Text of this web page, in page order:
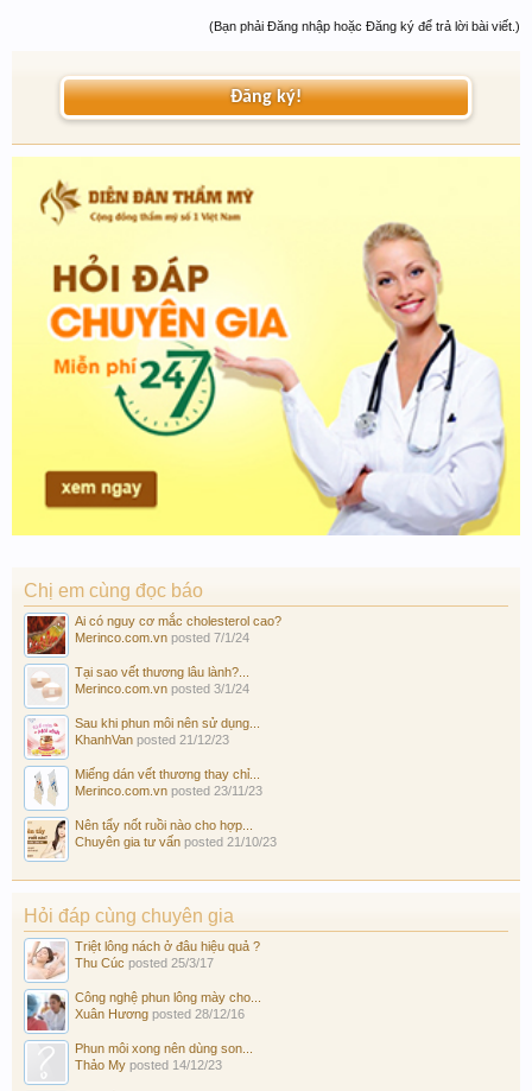
(Bạn phải Đăng nhập hoặc Đăng ký để trả lời bài viết.)
Đăng ký!
Chị em cùng đọc báo
Ai có nguy cơ mắc cholesterol cao?
Merinco.com.vn posted 7/1/24
Tại sao vết thương lâu lành?...
Merinco.com.vn posted 3/1/24
Sau khi phun môi nên sử dụng...
KhanhVan posted 21/12/23
Miếng dán vết thương thay chỉ...
Merinco.com.vn posted 23/11/23
Nên tẩy nốt ruồi nào cho hợp...
Chuyên gia tư vấn posted 21/10/23
Hỏi đáp cùng chuyên gia
Triệt lông nách ở đâu hiệu quả ?
Thu Cúc posted 25/3/17
Công nghệ phun lông mày cho...
Xuân Hương posted 28/12/16
Phun môi xong nên dùng son...
Thảo My posted 14/12/23